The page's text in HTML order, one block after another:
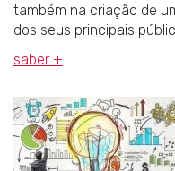
também na criação de
dos seus principais
saber +